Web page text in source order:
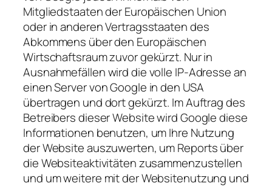
Mitgliedstaaten der Europäischen Union
oder in anderen Vertragsstaaten des
Abkommens über den Europäischen
Wirtschaftsraum zuvor gekürzt. Nur in
Ausnahmefällen wird die volle IP-Adresse an
einen Server von Google in den USA
übertragen und dort gekürzt. Im Auftrag des
Betreibers dieser Website wird Google diese
Informationen benutzen, um Ihre Nutzung
der Website auszuwerten, um Reports über
die Websiteaktivitäten zusammenzustellen
und um weitere mit der Websitenutzung und